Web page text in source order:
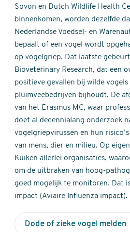
Sovon en Dutch Wildlife Health
binnenkomen, worden dezelfde
Nederlandse Voedsel- en
bepaalt of een vogel wordt
op vogelgriep. Dat laatste
Bioveterinary Research, dat een
positieve gevallen bij wilde vogels
pluimveebedrijven bijhoudt. De
van het Erasmus MC, waar
doet al decennialang onderzoek
vogelgriepvirussen en hun
van mens, dier en milieu. Op
Kuiken allerlei organisaties,
om de uitbraken van hoog-
goed mogelijk te monitoren. Dat
impact (Aviaire Influenza impact).
Dode of zieke vogel melden